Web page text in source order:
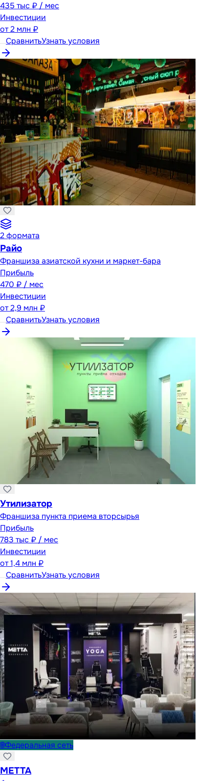
435 тыс ₽ / мес
Инвестиции
от2 млн ₽
СравнитьУзнать условия
2формата
Райо
Франшиза азиатской кухни и маркет-бара
Прибыль
470 ₽ / мес
Инвестиции
от2,9 млн ₽
СравнитьУзнать условия
Утилизатор
Франшиза пункта приема вторсырья
Прибыль
783 тыс ₽ / мес
Инвестиции
от1,4 млн ₽
СравнитьУзнать условия
🌐Федеральная сеть
METTA